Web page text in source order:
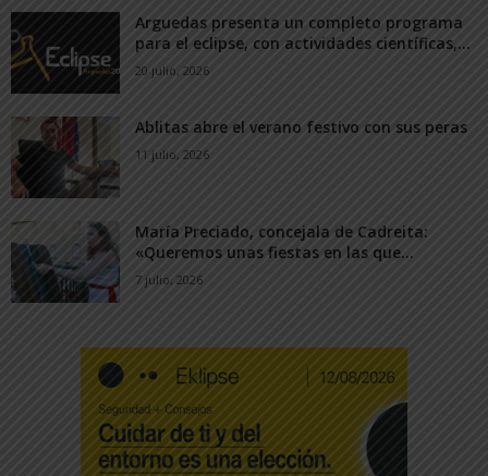
Arguedas presenta un completo programa
para el eclipse, con actividades científicas,...
20 julio, 2026
Ablitas abre el verano festivo con sus peras
11 julio, 2026
María Preciado, concejala de Cadreita:
«Queremos unas fiestas en las que...
7 julio, 2026